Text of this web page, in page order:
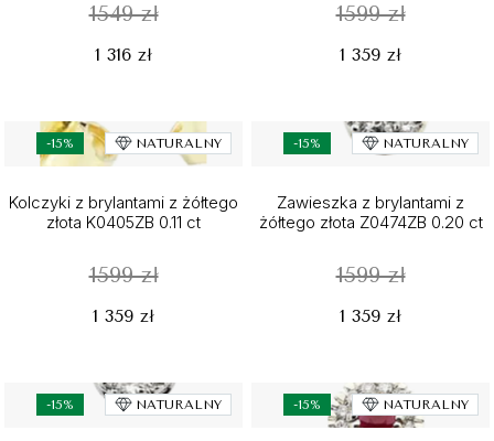
1549 zł
1 316 zł
1599 zł
1 359 zł
-15% NATURALNY
Kolczyki z brylantami z żółtego
złota K0405ZB 0.11 ct
1599 zł
1 359 zł
-15% NATURALNY
Zawieszka z brylantami z
żółtego złota Z0474ZB 0.20 ct
1599 zł
1 359 zł
-15% NATURALNY -15% NATURALNY